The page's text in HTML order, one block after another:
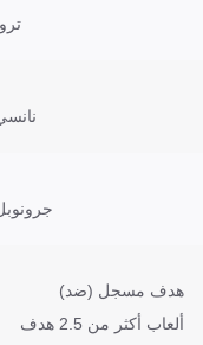
هدف مسجل (ضد)
ألعاب أكثر من 2.5 هدف